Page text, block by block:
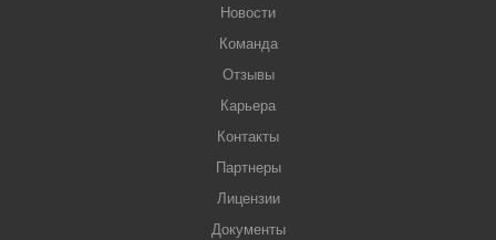
Новости
Команда
Отзывы
Карьера
Контакты
Партнеры
Лицензии
Документы